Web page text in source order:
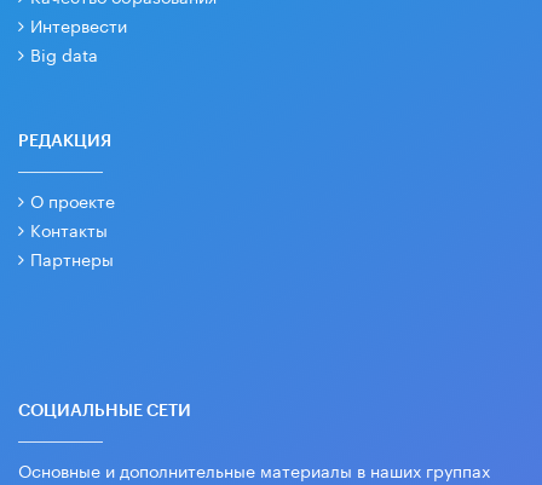
Интервести
Big data
РЕДАКЦИЯ
О проекте
Контакты
Партнеры
СОЦИАЛЬНЫЕ СЕТИ
Основные и дополнительные материалы в наших группах